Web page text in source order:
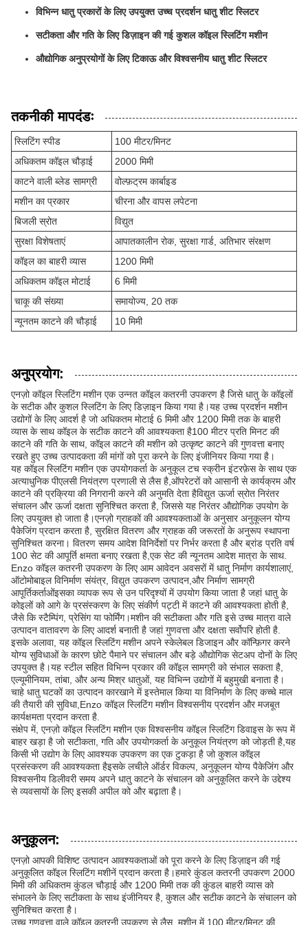
विभिन्न धातु प्रकारों के लिए उपयुक्त उच्च प्रदर्शन धातु शीट स्लिटर
सटीकता और गति के लिए डिज़ाइन की गई कुशल कॉइल स्लिटिंग मशीन
औद्योगिक अनुप्रयोगों के लिए टिकाऊ और विश्वसनीय धातु शीट स्लिटर
तकनीकी मापदंडः
स्लिटिंग स्पीड
100 मीटर/मिनट
अधिकतम कॉइल चौड़ाई
2000 मिमी
काटने वाली ब्लेड सामग्री
वोल्फ़ट्रम कार्बाइड
मशीन का प्रकार
चीरना और वापस लपेटना
बिजली स्रोत
विद्युत
सुरक्षा विशेषताएं
आपातकालीन रोक, सुरक्षा गार्ड, अतिभार संरक्षण
कॉइल का बाहरी व्यास
1200 मिमी
अधिकतम कॉइल मोटाई
6 मिमी
चाकू की संख्या
समायोज्य, 20 तक
न्यूनतम काटने की चौड़ाई
10 मिमी
अनुप्रयोग:
एनज़ो कॉइल स्लिटिंग मशीन एक उन्नत कॉइल कतरनी उपकरण है जिसे धातु के कॉइलों
के सटीक और कुशल स्लिटिंग के लिए डिज़ाइन किया गया है।यह उच्च प्रदर्शन मशीन
उद्योगों के लिए आदर्श है जो अधिकतम मोटाई 6 मिमी और 1200 मिमी तक के बाहरी
व्यास के साथ कॉइल के सटीक काटने की आवश्यकता है100 मीटर प्रति मिनट की
काटने की गति के साथ, कॉइल काटने की मशीन को उत्कृष्ट काटने की गुणवत्ता बनाए
रखते हुए उच्च उत्पादकता की मांगों को पूरा करने के लिए इंजीनियर किया गया है।
यह कॉइल स्लिटिंग मशीन एक उपयोगकर्ता के अनुकूल टच स्क्रीन इंटरफ़ेस के साथ एक
अत्याधुनिक पीएलसी नियंत्रण प्रणाली से लैस है,ऑपरेटरों को आसानी से कार्यक्रम और
काटने की प्रक्रिया की निगरानी करने की अनुमति देता हैविद्युत ऊर्जा स्रोत निरंतर
संचालन और ऊर्जा दक्षता सुनिश्चित करता है, जिससे यह निरंतर औद्योगिक उपयोग के
लिए उपयुक्त हो जाता है।एनज़ो ग्राहकों की आवश्यकताओं के अनुसार अनुकूलन योग्य
पैकेजिंग प्रदान करता है, सुरक्षित वितरण और ग्राहक की जरूरतों के अनुरूप स्थापना
सुनिश्चित करना। वितरण समय आदेश विनिर्देशों पर निर्भर करता है और ब्रांड प्रति वर्ष
100 सेट की आपूर्ति क्षमता बनाए रखता है,एक सेट की न्यूनतम आदेश मात्रा के साथ.
Enzo कॉइल कतरनी उपकरण के लिए आम आवेदन अवसरों में धातु निर्माण कार्यशालाएं,
ऑटोमोबाइल विनिर्माण संयंत्र, विद्युत उपकरण उत्पादन,और निर्माण सामग्री
आपूर्तिकर्ताओंइसका व्यापक रूप से उन परिदृश्यों में उपयोग किया जाता है जहां धातु के
कोइलों को आगे के प्रसंस्करण के लिए संकीर्ण पट्टी में काटने की आवश्यकता होती है,
जैसे कि स्टैम्पिंग, प्रेसिंग या फोर्मिंग।मशीन की सटीकता और गति इसे उच्च मात्रा वाले
उत्पादन वातावरण के लिए आदर्श बनाती है जहां गुणवत्ता और दक्षता सर्वोपरि होती है.
इसके अलावा, यह कॉइल स्लिटिंग मशीन अपने स्केलेबल डिजाइन और कॉन्फ़िगर करने
योग्य सुविधाओं के कारण छोटे पैमाने पर संचालन और बड़े औद्योगिक सेटअप दोनों के लिए
उपयुक्त है।यह स्टील सहित विभिन्न प्रकार की कॉइल सामग्री को संभाल सकता है,
एल्यूमीनियम, तांबा, और अन्य मिश्र धातुओं, यह विभिन्न उद्योगों में बहुमुखी बनाता है।
चाहे धातु घटकों का उत्पादन कारखाने में इस्तेमाल किया या विनिर्माण के लिए कच्चे माल
की तैयारी की सुविधा,Enzo कॉइल स्लिटिंग मशीन विश्वसनीय प्रदर्शन और मजबूत
कार्यक्षमता प्रदान करता है.
संक्षेप में, एनज़ो कॉइल स्लिटिंग मशीन एक विश्वसनीय कॉइल स्लिटिंग डिवाइस के रूप में
बाहर खड़ा है जो सटीकता, गति और उपयोगकर्ता के अनुकूल नियंत्रण को जोड़ती है,यह
किसी भी उद्योग के लिए आवश्यक उपकरण का एक टुकड़ा है जो कुशल कॉइल
प्रसंस्करण की आवश्यकता हैइसके लचीले ऑर्डर विकल्प, अनुकूलन योग्य पैकेजिंग और
विश्वसनीय डिलीवरी समय अपने धातु काटने के संचालन को अनुकूलित करने के उद्देश्य
से व्यवसायों के लिए इसकी अपील को और बढ़ाता है।
अनुकूलन:
एनज़ो आपकी विशिष्ट उत्पादन आवश्यकताओं को पूरा करने के लिए डिज़ाइन की गई
अनुकूलित कॉइल स्लिटिंग मशीनें प्रदान करता है।हमारे कुंडल कतरनी उपकरण 2000
मिमी की अधिकतम कुंडल चौड़ाई और 1200 मिमी तक की कुंडल बाहरी व्यास को
संभालने के लिए सटीकता के साथ इंजीनियर है, कुशल और सटीक काटने के संचालन को
सुनिश्चित करता है।
उच्च गुणवत्ता वाले कॉइल कतरनी उपकरण से लैस, मशीन में 100 मीटर/मिनट की